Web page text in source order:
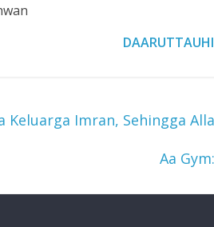
Keluarga Imran, Sehingga
Aa